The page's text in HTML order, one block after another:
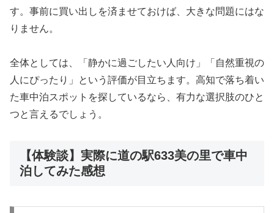
す。事前に買い出しを済ませておけば、大きな問題にはな
りません。
全体としては、「静かに過ごしたい人向け」「自然重視の
人にぴったり」という評価が目立ちます。高知で落ち着い
た車中泊スポットを探しているなら、有力な選択肢のひと
つと言えるでしょう。
【体験談】実際に道の駅633美の里で車中
泊してみた感想